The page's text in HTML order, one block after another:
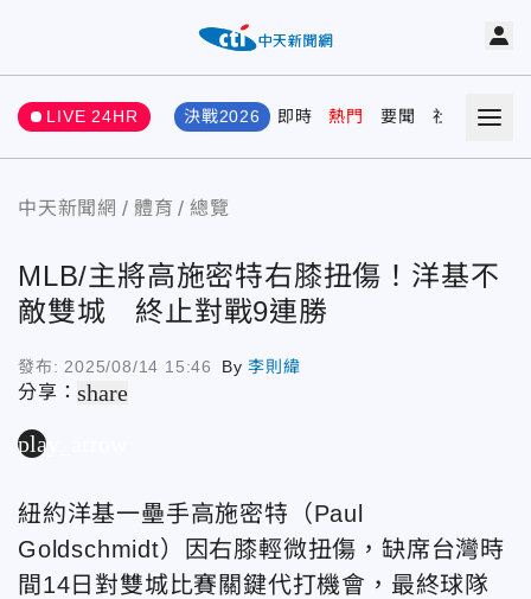
LIVE 24HR 決戰2026 即時 熱門 要聞 社會 娛樂
中天新聞網 體育 總覽
MLB/主將高施密特右膝扭傷！洋基不
敵雙城 終止對戰9連勝
發布: 2025/08/14 15:46 By李則緯
分享：share
play_arrow
紐約洋基一壘手高施密特（Paul
Goldschmidt）因右膝輕微扭傷，缺席台灣時
間14日對雙城比賽關鍵代打機會，最終球隊